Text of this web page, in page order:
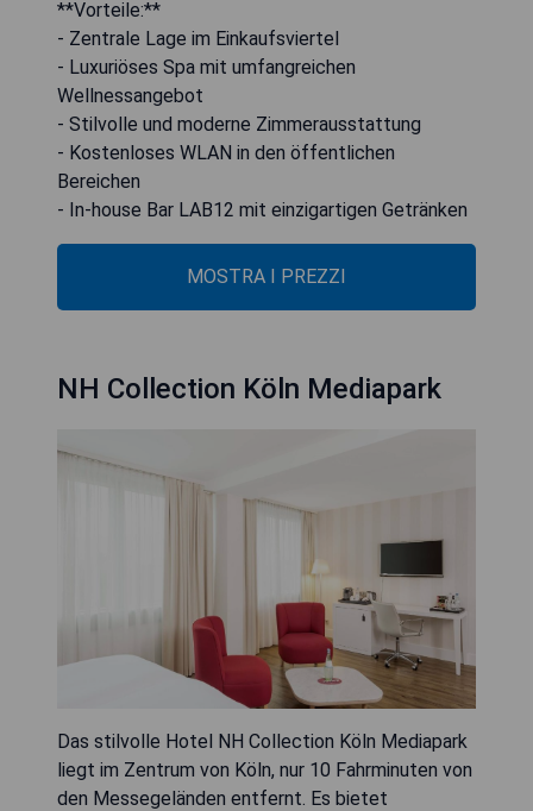
**Vorteile:**
- Zentrale Lage im Einkaufsviertel
- Luxuriöses Spa mit umfangreichen
Wellnessangebot
- Stilvolle und moderne Zimmerausstattung
- Kostenloses WLAN in den öffentlichen
Bereichen
- In-house Bar LAB12 mit einzigartigen Getränken
MOSTRA I PREZZI
NH Collection Köln Mediapark
Das stilvolle Hotel NH Collection Köln Mediapark
liegt im Zentrum von Köln, nur 10 Fahrminuten von
den Messegeländen entfernt. Es bietet